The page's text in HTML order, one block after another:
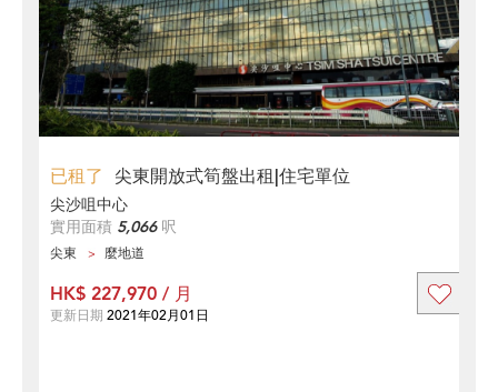
已租了 尖東開放式筍盤出租|住宅單位
尖沙咀中心
實用面積 5,066呎
尖東 麼地道
HK$ 227,970 / 月
更新日期 2021年02月01日